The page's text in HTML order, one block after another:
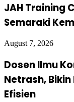
JAH Training
Semaraki
August 7, 2026
Dosen Ilmu
Netrash,
Efisien